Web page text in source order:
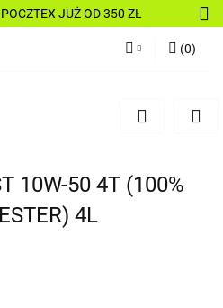
JUŻ OD 350 ZŁ
Zarejestruj się
(0)
10W-50 4T (100%
4L